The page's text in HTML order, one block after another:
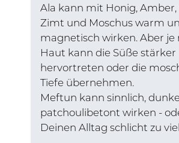
Ala kann mit Honig, Amber,
Zimt und Moschus warm
magnetisch wirken. Aber je
Haut kann die Süße stärker
hervortreten oder die
Tiefe übernehmen.
Meftun kann sinnlich,
patchoulibetont wirken -
Deinen Alltag schlicht zu